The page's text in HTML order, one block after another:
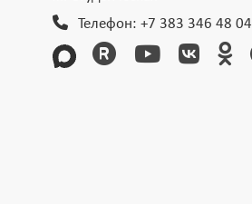
Телефон: +7 383 346 48 04